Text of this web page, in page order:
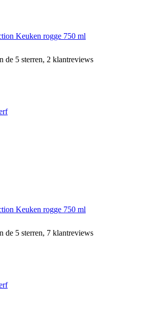
Keuken rogge 750 ml
de 5 sterren, 2 klantreviews
Keuken rogge 750 ml
de 5 sterren, 7 klantreviews